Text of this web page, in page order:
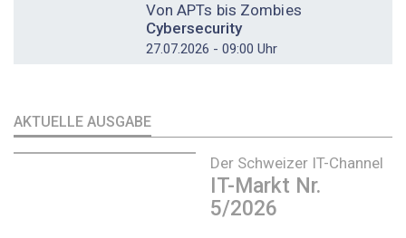
Von APTs bis Zombies
Cybersecurity
27.07.2026 - 09:00 Uhr
AKTUELLE AUSGABE
Der Schweizer IT-Channel
IT-Markt Nr.
5/2026